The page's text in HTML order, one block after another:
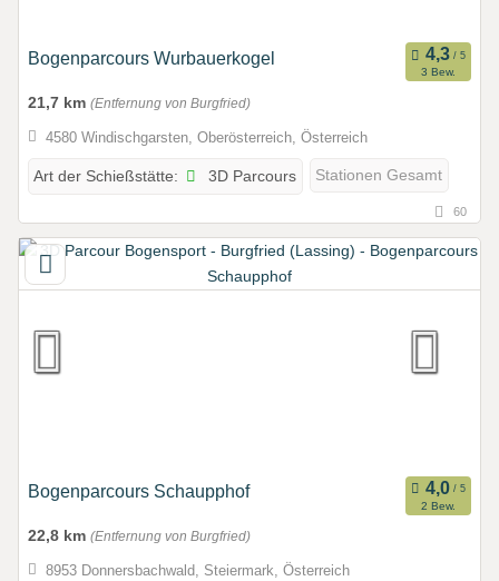
Bogenparcours Wurbauerkogel
3 Bew.
21,7 km (Entfernung von Burgfried)
4580 Windischgarsten, Oberösterreich, Österreich
Art der Schießstätte: 3D Parcours Stationen Gesamt
60
Bogenparcours Schaupphof
2 Bew.
22,8 km (Entfernung von Burgfried)
8953 Donnersbachwald, Steiermark, Österreich